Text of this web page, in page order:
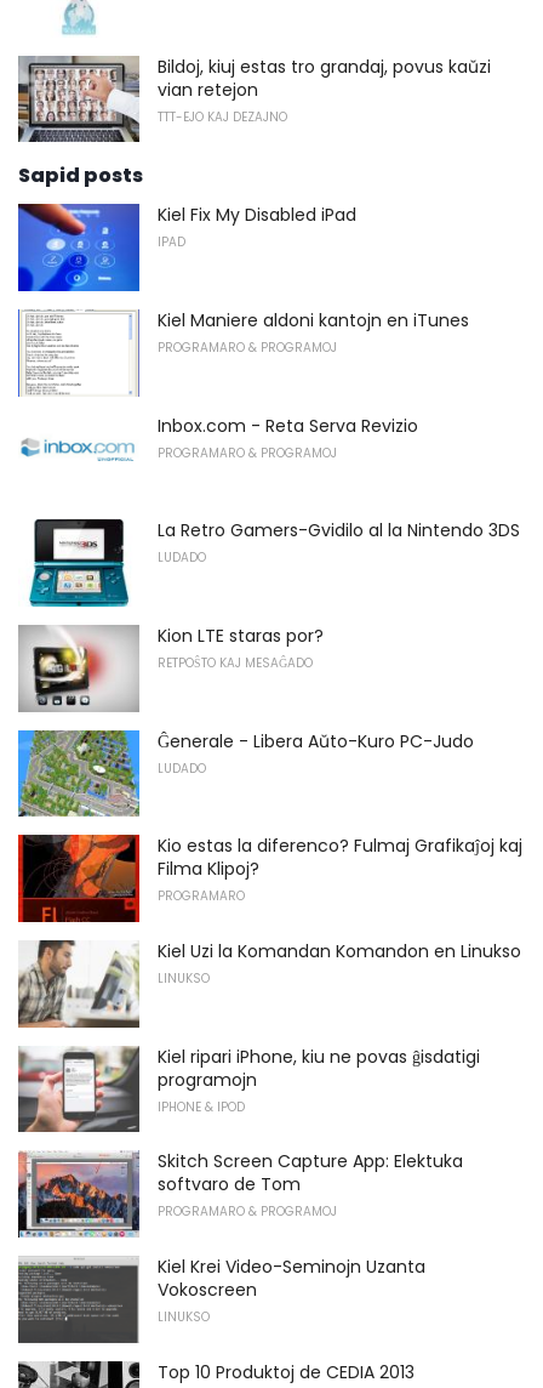
Bildoj, kiuj estas tro grandaj, povus kaŭzi
vian retejon
TTT-EJO KAJ DEZAJNO
Sapid posts
Kiel Fix My Disabled iPad
IPAD
Kiel Maniere aldoni kantojn en iTunes
PROGRAMARO & PROGRAMOJ
Inbox.com - Reta Serva Revizio
PROGRAMARO & PROGRAMOJ
La Retro Gamers-Gvidilo al la Nintendo 3DS
LUDADO
Kion LTE staras por?
RETPOŜTO KAJ MESAĜADO
Ĝenerale - Libera Aŭto-Kuro PC-Judo
LUDADO
Kio estas la diferenco? Fulmaj Grafikaĵoj kaj
Filma Klipoj?
PROGRAMARO
Kiel Uzi la Komandan Komandon en Linukso
LINUKSO
Kiel ripari iPhone, kiu ne povas ĝisdatigi
programojn
IPHONE & IPOD
Skitch Screen Capture App: Elektuka
softvaro de Tom
PROGRAMARO & PROGRAMOJ
Kiel Krei Video-Seminojn Uzanta
Vokoscreen
LINUKSO
Top 10 Produktoj de CEDIA 2013